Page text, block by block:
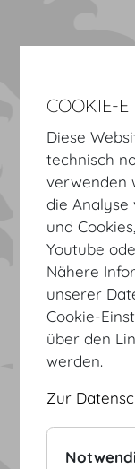
IM
COOKIE-
Diese
technisch
verwenden
die Analyse
und
Youtube
Nähere
unserer
Cookie-
über den
werden.
Zur